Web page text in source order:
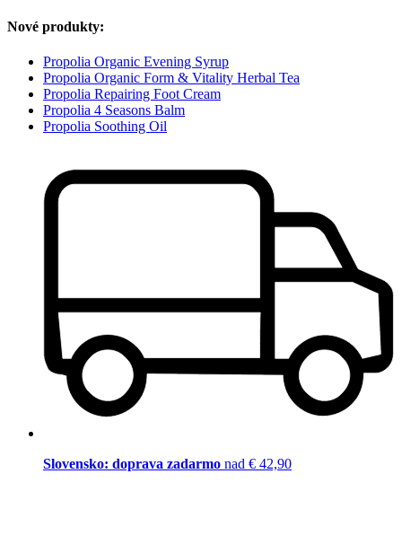
Nové produkty:
Propolia Organic Evening Syrup
Propolia Organic Form & Vitality Herbal Tea
Propolia Repairing Foot Cream
Propolia 4 Seasons Balm
Propolia Soothing Oil
Slovensko: doprava zadarmo nad € 42,90